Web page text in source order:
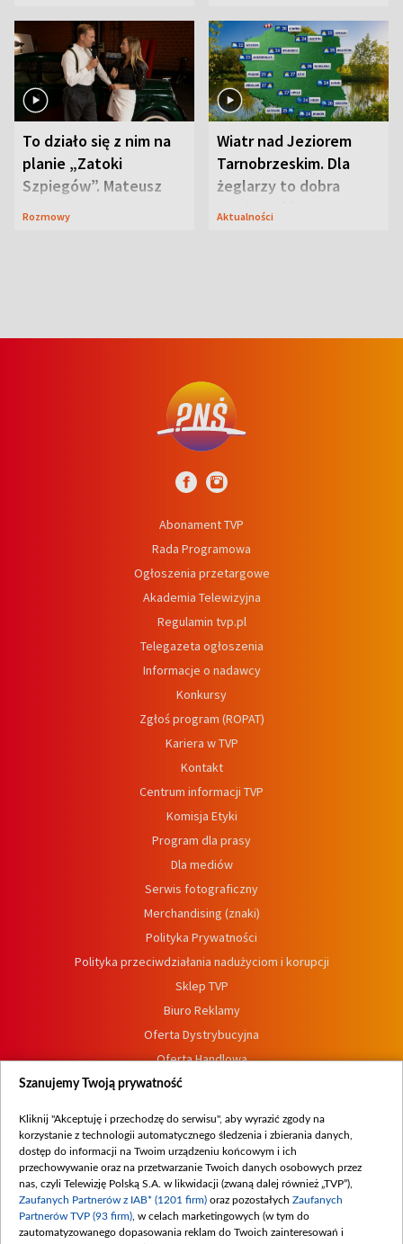
To działo się z nim na
planie „Zatoki
Szpiegów”. Mateusz
Janicki odsłonił
Rozmowy
Wiatr nad Jeziorem
Tarnobrzeskim. Dla
żeglarzy to dobra
wiadomość
Aktualności
Abonament TVP
Rada Programowa
Ogłoszenia przetargowe
Akademia Telewizyjna
Regulamin tvp.pl
Telegazeta ogłoszenia
Informacje o nadawcy
Konkursy
Zgłoś program (ROPAT)
Kariera w TVP
Kontakt
Centrum informacji TVP
Komisja Etyki
Program dla prasy
Dla mediów
Serwis fotograficzny
Merchandising (znaki)
Polityka Prywatności
Polityka przeciwdziałania nadużyciom i korupcji
Sklep TVP
Biuro Reklamy
Oferta Dystrybucyjna
Oferta Handlowa
Dostępność
Procedura zgłoszeń wewnętrznych
Szanujemy Twoją prywatność
Kliknij "Akceptuję i przechodzę do serwisu", aby wyrazić zgody na
korzystanie z technologii automatycznego śledzenia i zbierania danych,
dostęp do informacji na Twoim urządzeniu końcowym i ich
przechowywanie oraz na przetwarzanie Twoich danych osobowych przez
nas, czyli Telewizję Polską S.A. w likwidacji (zwaną dalej również „TVP”),
Zaufanych Partnerów z IAB* (1201 firm) oraz pozostałych Zaufanych
Partnerów TVP (93 firm) , w celach marketingowych (w tym do
zautomatyzowanego dopasowania reklam do Twoich zainteresowań i